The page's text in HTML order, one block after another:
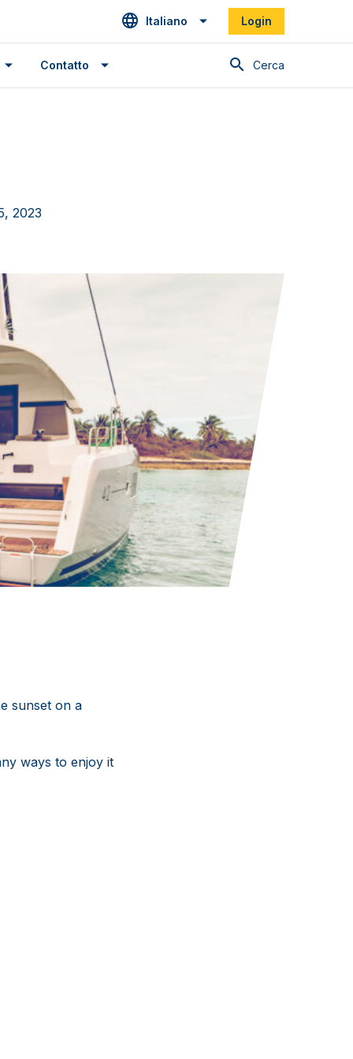
Italiano Login
Cerca
Contatto
2023
sunset on a
ways to enjoy it